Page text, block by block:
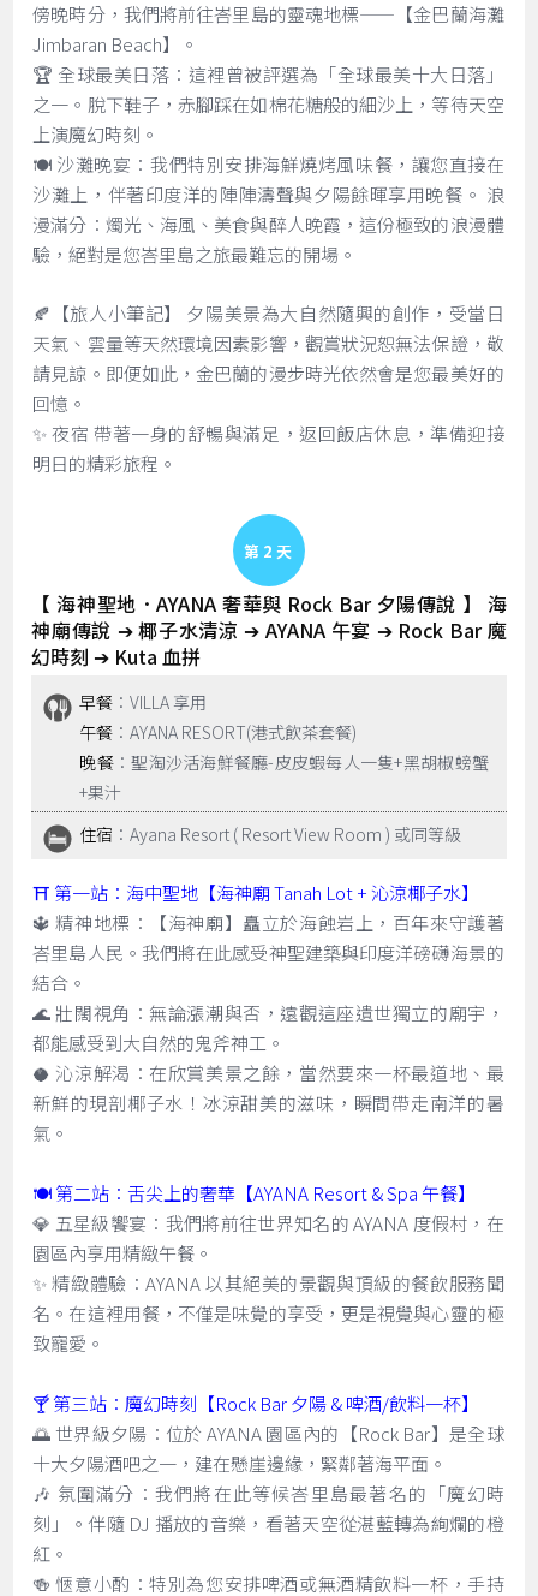
傍晚時分，我們將前往峇里島的靈魂地標——【金巴蘭海灘
Jimbaran Beach】。
🏆 全球最美日落：這裡曾被評選為「全球最美十大日落」
之一。脫下鞋子，赤腳踩在如棉花糖般的細沙上，等待天空
上演魔幻時刻。
🍽️ 沙灘晚宴：我們特別安排海鮮燒烤風味餐，讓您直接在
沙灘上，伴著印度洋的陣陣濤聲與夕陽餘暉享用晚餐。 浪
漫滿分：燭光、海風、美食與醉人晚霞，這份極致的浪漫體
驗，絕對是您峇里島之旅最難忘的開場。
🍂【旅人小筆記】 夕陽美景為大自然隨興的創作，受當日
天氣、雲量等天然環境因素影響，觀賞狀況恕無法保證，敬
請見諒。即便如此，金巴蘭的漫步時光依然會是您最美好的
回憶。
✨ 夜宿 帶著一身的舒暢與滿足，返回飯店休息，準備迎接
明日的精彩旅程。
Day 2
【 海神聖地．AYANA 奢華與 Rock Bar 夕陽傳說 】 海
神廟傳說 ➔ 椰子水清涼 ➔ AYANA 午宴 ➔ Rock Bar 魔
幻時刻 ➔ Kuta 血拼
早餐 ：VILLA 享用
午餐 ：AYANA RESORT(港式飲茶套餐)
晚餐 ：聖淘沙活海鮮餐廳-皮皮蝦每人一隻+黑胡椒螃蟹
+果汁
住宿 ：Ayana Resort ( Resort View Room ) 或同等級
⛩️ 第一站：海中聖地【海神廟 Tanah Lot + 沁涼椰子水】
🔱 精神地標：【海神廟】矗立於海蝕岩上，百年來守護著
峇里島人民。我們將在此感受神聖建築與印度洋磅礴海景的
結合。
🌊 壯闊視角：無論漲潮與否，遠觀這座遺世獨立的廟宇，
都能感受到大自然的鬼斧神工。
🥥 沁涼解渴：在欣賞美景之餘，當然要來一杯最道地、最
新鮮的現剖椰子水！冰涼甜美的滋味，瞬間帶走南洋的暑
氣。
🍽️ 第二站：舌尖上的奢華【AYANA Resort & Spa 午餐】
💎 五星級饗宴：我們將前往世界知名的 AYANA 度假村，在
園區內享用精緻午餐。
✨ 精緻體驗：AYANA 以其絕美的景觀與頂級的餐飲服務聞
名。在這裡用餐，不僅是味覺的享受，更是視覺與心靈的極
致寵愛。
🍸 第三站：魔幻時刻【Rock Bar 夕陽 & 啤酒/飲料一杯】
🌅 世界級夕陽：位於 AYANA 園區內的【Rock Bar】是全球
十大夕陽酒吧之一，建在懸崖邊緣，緊鄰著海平面。
🎶 氛圍滿分：我們將在此等候峇里島最著名的「魔幻時
刻」。伴隨 DJ 播放的音樂，看著天空從湛藍轉為絢爛的橙
紅。
🍻 愜意小酌：特別為您安排啤酒或無酒精飲料一杯，手持